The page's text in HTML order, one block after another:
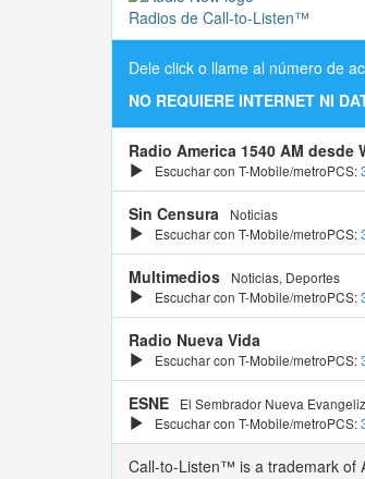
Radios de Call-to-Listen™
Dele click o llame al número de
NO REQUIERE INTERNET NI
Radio America 1540 AM desde
Escuchar con T-Mobile/metroPCS:
Sin Censura
Noticias
Escuchar con T-Mobile/metroPCS:
Multimedios
Noticias, Deportes
Escuchar con T-Mobile/metroPCS:
Radio Nueva Vida
Escuchar con T-Mobile/metroPCS:
ESNE
El Sembrador Nueva
Escuchar con T-Mobile/metroPCS:
Call-to-Listen™ is a trademark of